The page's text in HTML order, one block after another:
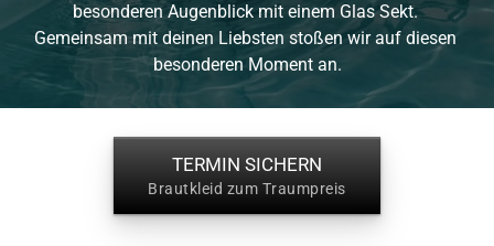
besonderen Augenblick mit einem Glas Sekt.
Gemeinsam mit deinen Liebsten stoßen wir auf diesen
besonderen Moment an.
TERMIN SICHERN
Brautkleid zum Traumpreis